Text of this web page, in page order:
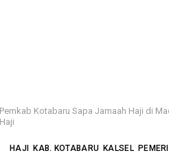
Pemkab Kotabaru Sapa Jamaah Haji di
Haji
HAJI KAB. KOTABARU KALSEL